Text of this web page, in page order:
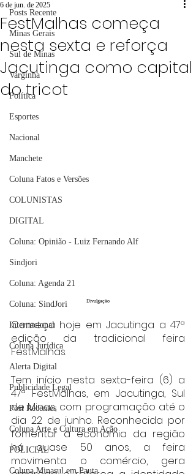
Posts Recente
Minas Gerais
Sul de Minas
Varginha
Política
Esportes
Nacional
Manchete
Coluna Fatos e Versões
COLUNISTAS
DIGITAL
Coluna: Opinião - Luiz Fernando Alf
Sindjori
Coluna: Agenda 21
Coluna: SindJori
Internacional
Coluna Jurídica
Alerta Digital
Publicidade Legal
Post Recentes
Coluna Arte e Cultura em Ação
POLICIAL
Coluna Minasul em Pauta
FestMalhas começa
nesta sexta e reforça
Jacutinga como capital
do tricot
6 de jun. de 2025
Divulgação
Começa hoje em Jacutinga a 47ª
edição da tradicional feira
FestMalhas.
Tem início nesta sexta-feira (6) a
47ª FestMalhas, em Jacutinga, Sul
de Minas, com programação até o
dia 22 de junho. Reconhecida por
fomentar a economia da região
há quase 50 anos, a feira
movimenta o comércio, gera